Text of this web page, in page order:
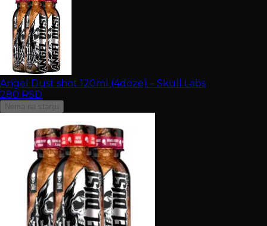
Angel Dust shot 120ml (4doze) – Skull Labs
280 RSD
Nema na stanju